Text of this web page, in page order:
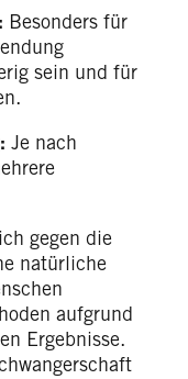
Besonders für
sein und für
Je nach
gegen die
natürliche
aufgrund
Ergebnisse.